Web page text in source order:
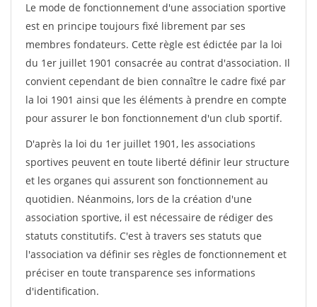
Le mode de fonctionnement d'une association sportive
est en principe toujours fixé librement par ses
membres fondateurs. Cette règle est édictée par la loi
du 1er juillet 1901 consacrée au contrat d'association. Il
convient cependant de bien connaître le cadre fixé par
la loi 1901 ainsi que les éléments à prendre en compte
pour assurer le bon fonctionnement d'un club sportif.
D'après la loi du 1er juillet 1901, les associations
sportives peuvent en toute liberté définir leur structure
et les organes qui assurent son fonctionnement au
quotidien. Néanmoins, lors de la création d'une
association sportive, il est nécessaire de rédiger des
statuts constitutifs. C'est à travers ses statuts que
l'association va définir ses règles de fonctionnement et
préciser en toute transparence ses informations
d'identification.